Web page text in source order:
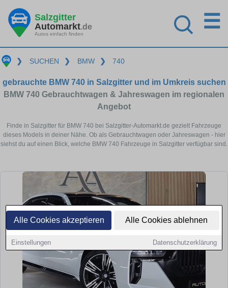
Alle Cookies akzeptieren Alle Cookies ablehnen
Einstellungen Datenschutzerklärung
Salzgitter
Automarkt.de
Autos einfach finden
☰
❯ SUCHEN ❯ BMW ❯ 740
gebrauchte BMW 740 in Salzgitter und im Umkreis suchen
BMW 740 Gebrauchtwagen & Jahreswagen im regionalen
Angebot
Finde in Salzgitter für BMW 740 bei Salzgitter-Automarkt.de gezielt Fahrzeuge
dieses Models in deiner Nähe. Ob als Gebrauchtwagen oder Jahreswagen - hier
siehst du auf einen Blick, welche BMW 740 Fahrzeuge in Salzgitter verfügbar sind.